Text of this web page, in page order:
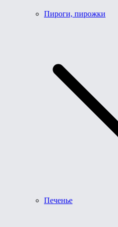
Пироги, пирожки
Печенье